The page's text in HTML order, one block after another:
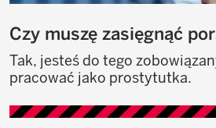
Czy muszę zasięgnąć
Tak, jesteś do tego
pracować jako prostytutka.